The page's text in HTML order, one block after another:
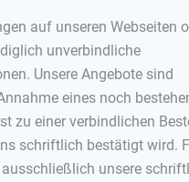
auf unseren Webseiten
unverbindliche
Unsere Angebote sind
eines noch
zu einer verbindlichen
schriftlich bestätigt wird.
unsere